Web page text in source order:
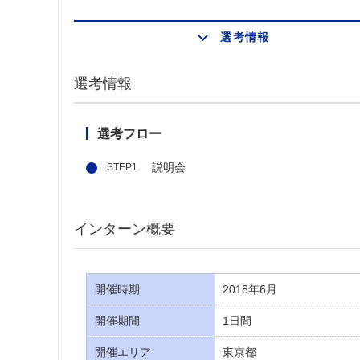
選考情報
選考情報
選考フロー
説明会
インターン概要
開催時期 2018年6月
開催期間 1日間
開催エリア 東京都